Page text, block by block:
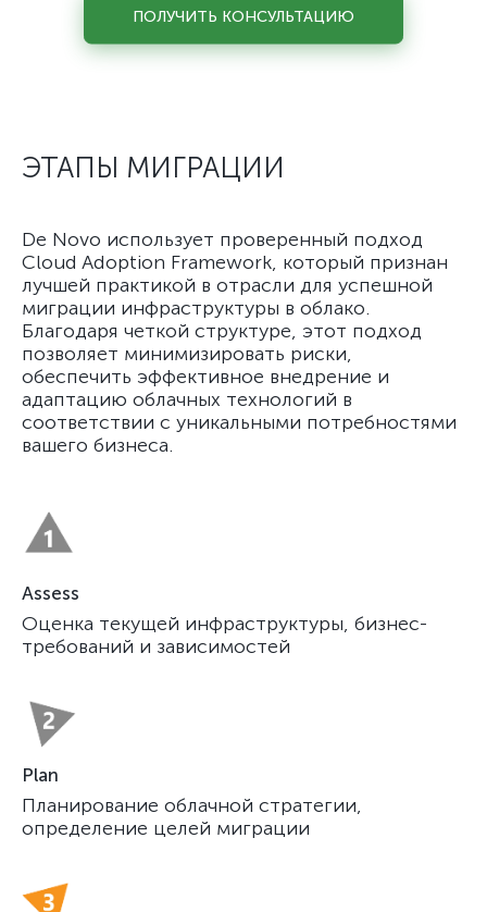
ПОЛУЧИТЬ КОНСУЛЬТАЦИЮ
ЭТАПЫ МИГРАЦИИ
De Novo использует проверенный подход
Cloud Adoption Framework, который признан
лучшей практикой в отрасли для успешной
миграции инфраструктуры в облако.
Благодаря четкой структуре, этот подход
позволяет минимизировать риски,
обеспечить эффективное внедрение и
адаптацию облачных технологий в
соответствии с уникальными потребностями
вашего бизнеса.
Assess
Оценка текущей инфраструктуры, бизнес-
требований и зависимостей
Plan
Планирование облачной стратегии,
определение целей миграции